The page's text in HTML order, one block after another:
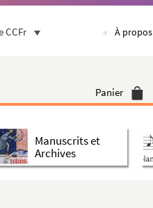
CCFr À propos
Panier
Manuscrits et
Archives